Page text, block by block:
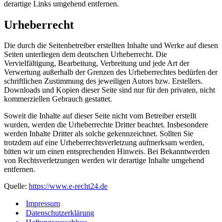
derartige Links umgehend entfernen.
Urheberrecht
Die durch die Seitenbetreiber erstellten Inhalte und Werke auf diesen
Seiten unterliegen dem deutschen Urheberrecht. Die
Vervielfältigung, Bearbeitung, Verbreitung und jede Art der
Verwertung außerhalb der Grenzen des Urheberrechtes bedürfen der
schriftlichen Zustimmung des jeweiligen Autors bzw. Erstellers.
Downloads und Kopien dieser Seite sind nur für den privaten, nicht
kommerziellen Gebrauch gestattet.
Soweit die Inhalte auf dieser Seite nicht vom Betreiber erstellt
wurden, werden die Urheberrechte Dritter beachtet. Insbesondere
werden Inhalte Dritter als solche gekennzeichnet. Sollten Sie
trotzdem auf eine Urheberrechtsverletzung aufmerksam werden,
bitten wir um einen entsprechenden Hinweis. Bei Bekanntwerden
von Rechtsverletzungen werden wir derartige Inhalte umgehend
entfernen.
Quelle: https://www.e-recht24.de
Impressum
Datenschutzerklärung